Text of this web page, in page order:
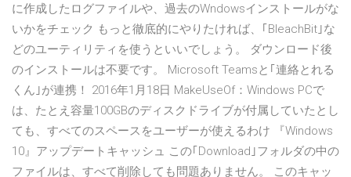
に作成したログファイルや、過去のWndowsインストールがな
いかをチェック もっと徹底的にやりたければ、｢BleachBit｣な
どのユーティリティを使うといいでしょう。 ダウンロード後
のインストールは不要です。 Microsoft Teamsと｢連絡とれる
くん｣が連携！ 2016年1月18日 MakeUseOf：Windows PCで
は、たとえ容量100GBのディスクドライブが付属していたとし
ても、すべてのスペースをユーザーが使えるわけ 『Windows
10』アップデートキャッシュ この｢Download｣フォルダの中の
ファイルは、すべて削除しても問題ありません。 このキャッ